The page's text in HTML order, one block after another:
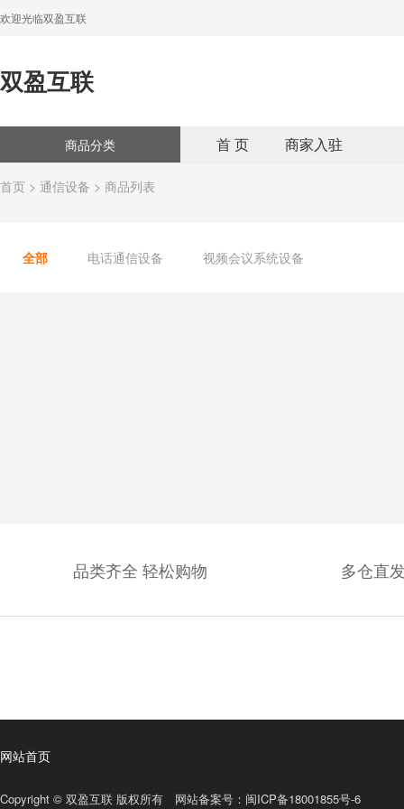
欢迎光临双盈互联
双盈互联
商品分类 首 页 商家入驻
首页 > 通信设备 > 商品列表
全部 电话通信设备 视频会议系统设备
品类齐全 轻松购物 多仓直
网站首页
Copyright © 双盈互联 版权所有 网站备案号： 闽ICP备18001855号-6